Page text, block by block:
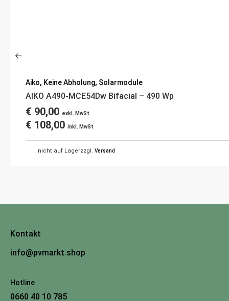
Aiko, Keine Abholung, Solarmodule
AIKO A490-MCE54Dw Bifacial – 490 Wp
€ 90,00 exkl. MwSt
€ 108,00 inkl. MwSt
nicht auf Lagerzzgl. Versand
Kontakt
info@pvmarkt.shop
Hotline
0660 40 10 785